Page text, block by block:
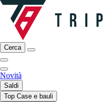
Cerca
Novità
Saldi
Top Case e bauli